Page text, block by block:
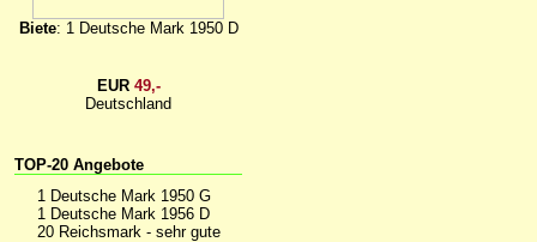
Biete: 1 Deutsche Mark 1950 D
EUR49,-
Deutschland
TOP-20 Angebote
1 Deutsche Mark 1950 G
1 Deutsche Mark 1956 D
20 Reichsmark - sehr gute